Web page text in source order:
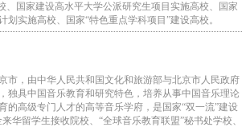
、国家建设高水平大学公派研究生项目实施高校、国家
划实施高校、国家“特色重点学科项目”建设高校。
市，由中华人民共和国文化和旅游部与北京市人民政府
独具中国音乐教育和研究特色，培养从事中国音乐理论
的高级专门人才的高等音乐学府，是国家“双一流”建设
华留学生接收院校、“全球音乐教育联盟”秘书处学校、